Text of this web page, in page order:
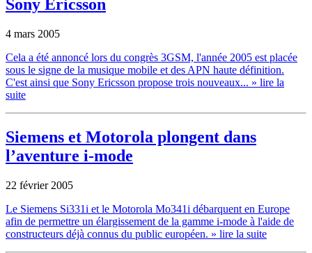
Sony Ericsson
4 mars 2005
Cela a été annoncé lors du congrès 3GSM, l'année 2005 est placée
sous le signe de la musique mobile et des APN haute définition.
C'est ainsi que Sony Ericsson propose trois nouveaux... » lire la
suite
Siemens et Motorola plongent dans
l’aventure i-mode
22 février 2005
Le Siemens Si331i et le Motorola Mo341i débarquent en Europe
afin de permettre un élargissement de la gamme i-mode à l'aide de
constructeurs déjà connus du public européen. » lire la suite